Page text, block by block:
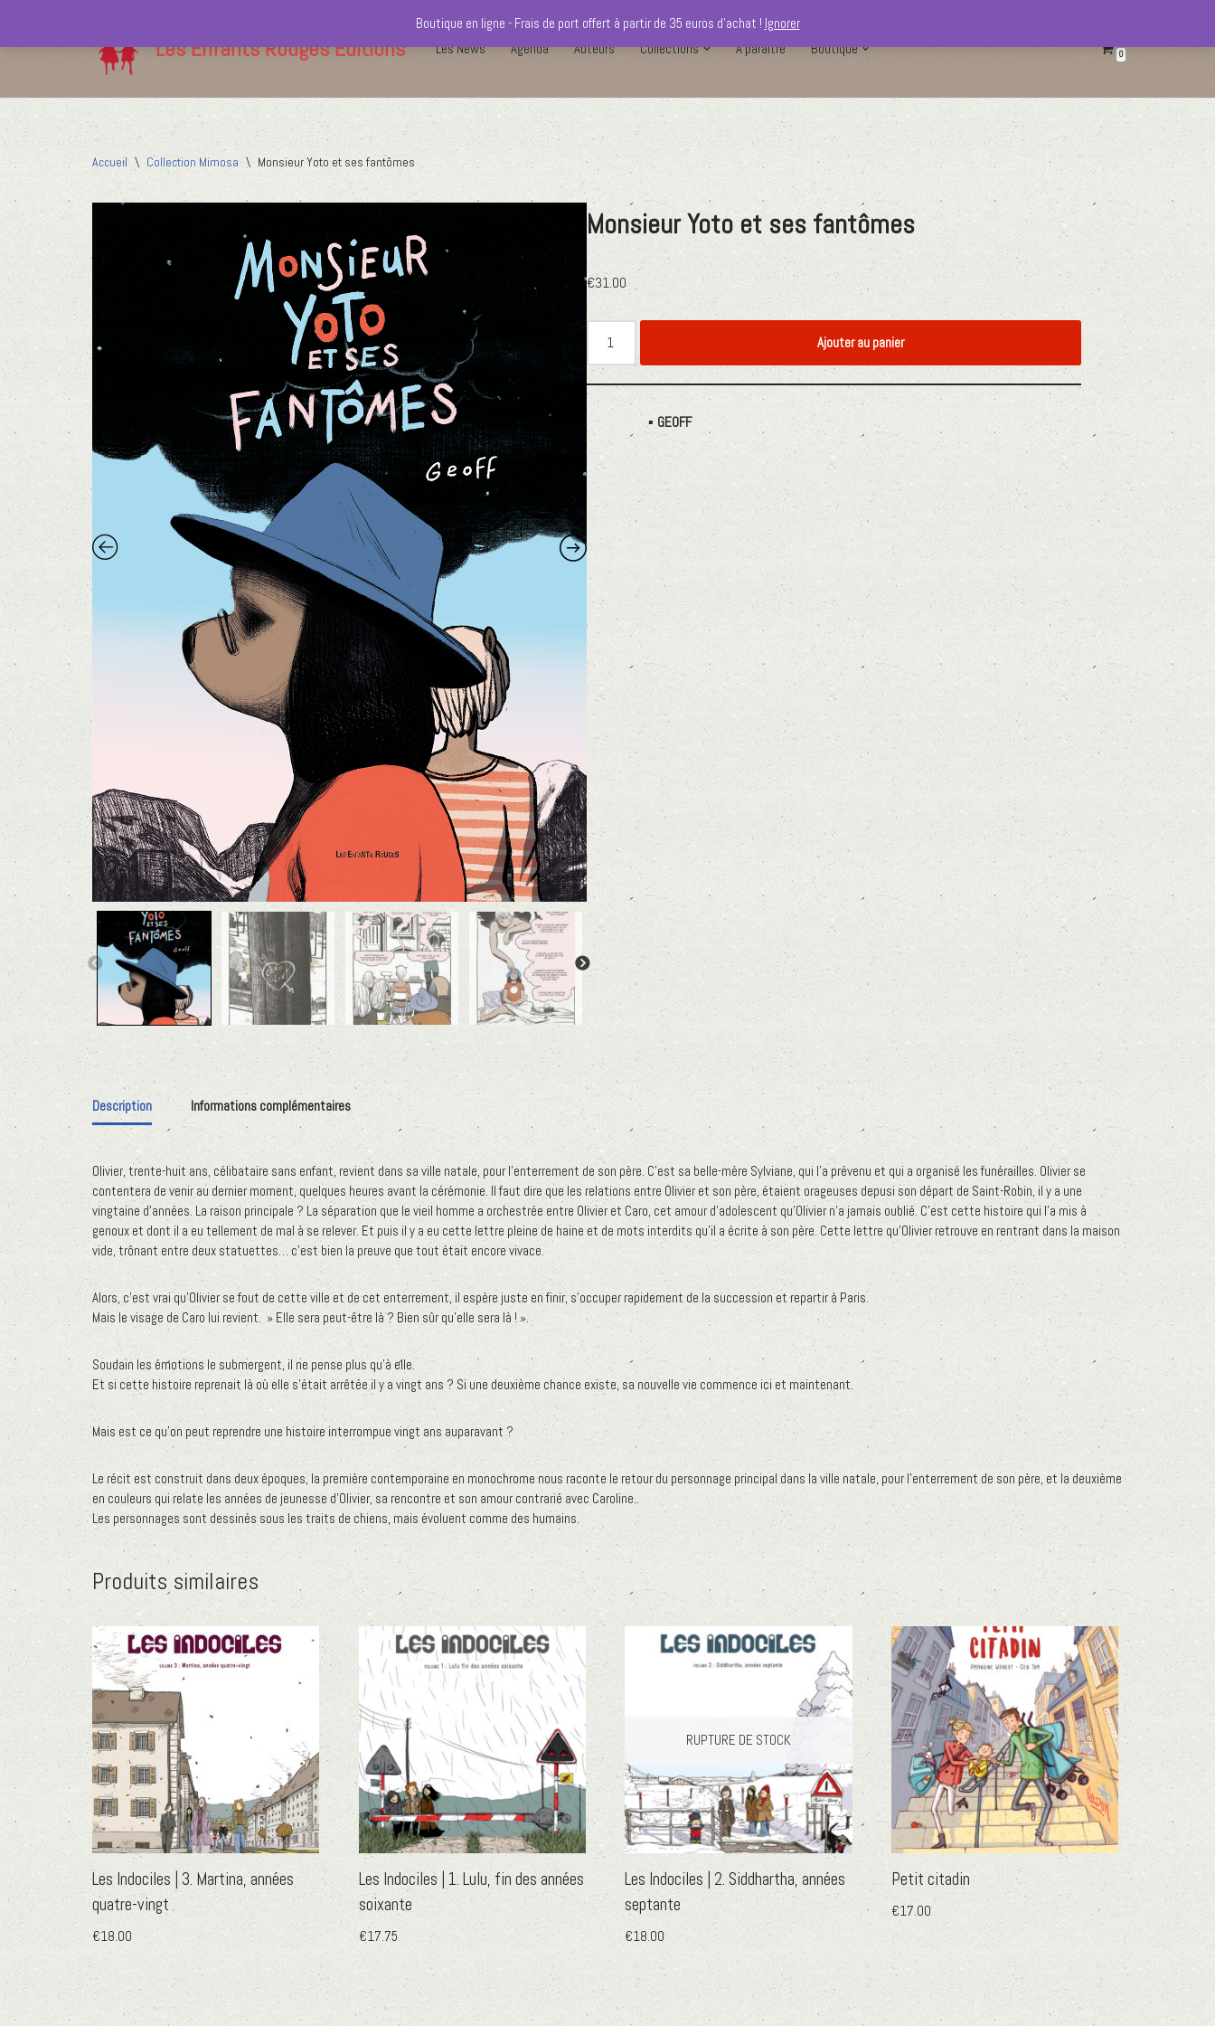
Aller
Les Enfants Rouges Editions Les News Agenda Auteurs Collections A paraître Boutique 0
Accueil \ Collection Mimosa \ Monsieur Yoto et ses fantômes
Monsieur Yoto et ses fantômes
€31.00
Ajouter au panier
Étiquette : GEOFF
Description Informations complémentaires
Olivier, trente-huit ans, célibataire sans enfant, revient dans sa ville natale, pour l’enterrement de son père. C’est sa belle-mère Sylviane, qui l’a prévenu et qui a organisé les funérailles. Olivier se
contentera de venir au dernier moment, quelques heures avant la cérémonie. Il faut dire que les relations entre Olivier et son père, étaient orageuses depusi son départ de Saint-Robin, il y a une
vingtaine d’années. La raison principale ? La séparation que le vieil homme a orchestrée entre Olivier et Caro, cet amour d’adolescent qu’Olivier n’a jamais oublié. C’est cette histoire qui l’a mis à
genoux et dont il a eu tellement de mal à se relever. Et puis il y a eu cette lettre pleine de haine et de mots interdits qu’il a écrite à son père. Cette lettre qu’Olivier retrouve en rentrant dans la maison
vide, trônant entre deux statuettes… c’est bien la preuve que tout était encore vivace.
Alors, c’est vrai qu’Olivier se fout de cette ville et de cet enterrement, il espère juste en finir, s’occuper rapidement de la succession et repartir à Paris.
Mais le visage de Caro lui revient. » Elle sera peut-être là ? Bien sûr qu’elle sera là ! ».
Soudain les émotions le submergent, il ne pense plus qu’à elle.
Et si cette histoire reprenait là où elle s’était arrêtée il y a vingt ans ? Si une deuxième chance existe, sa nouvelle vie commence ici et maintenant.
Mais est ce qu’on peut reprendre une histoire interrompue vingt ans auparavant ?
Le récit est construit dans deux époques, la première contemporaine en monochrome nous raconte le retour du personnage principal dans la ville natale, pour l’enterrement de son père, et la deuxième
en couleurs qui relate les années de jeunesse d’Olivier, sa rencontre et son amour contrarié avec Caroline..
Les personnages sont dessinés sous les traits de chiens, mais évoluent comme des humains.
Produits similaires
Les Indociles | 3. Martina, années
quatre-vingt
€18.00
Les Indociles | 1. Lulu, fin des années
soixante
€17.75
RUPTURE DE STOCK
Les Indociles | 2. Siddhartha, années
septante
€18.00
Petit citadin
€17.00
Boutique en ligne - Frais de port offert à partir de 35 euros d'achat ! Ignorer